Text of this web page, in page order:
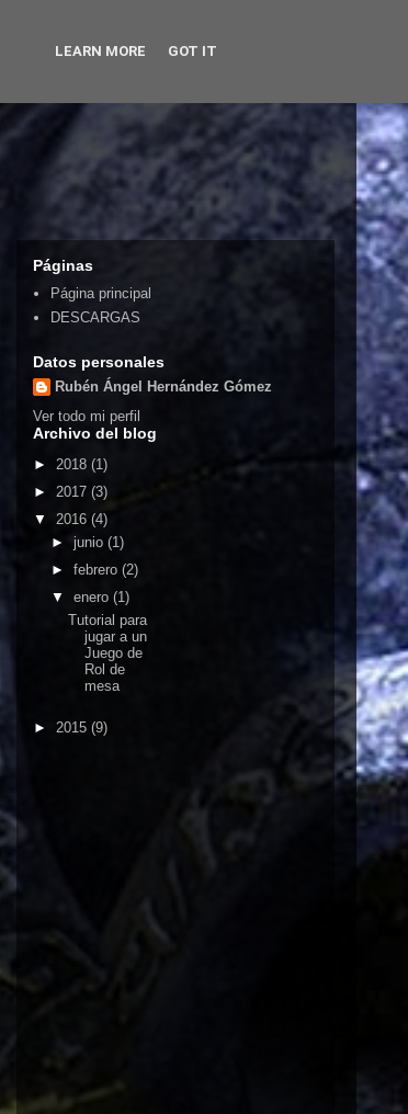
Páginas
Página principal
DESCARGAS
Datos personales
Rubén Ángel Hernández Gómez
Ver todo mi perfil
Archivo del blog
► 2018 (1)
► 2017 (3)
▼ 2016 (4)
► junio (1)
► febrero (2)
▼ enero (1)
Tutorial para
jugar a un
Juego de
Rol de
mesa
► 2015 (9)
LEARN MORE GOT IT